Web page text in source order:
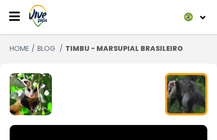
HOME BLOG TIMBU - MARSUPIAL BRASILEIRO